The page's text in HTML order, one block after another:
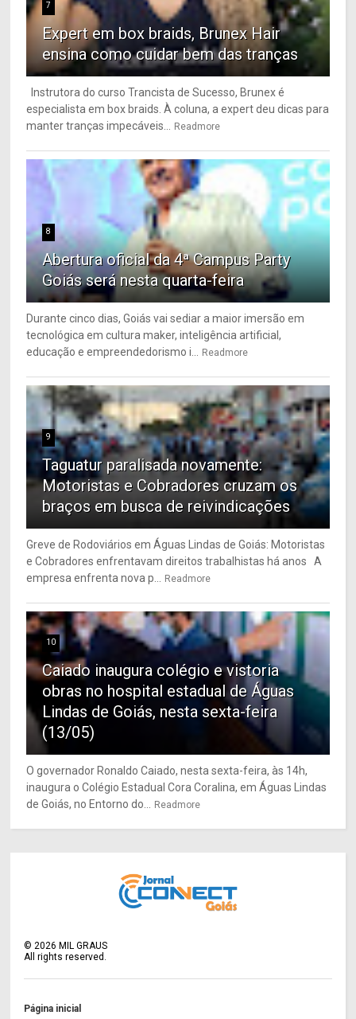
7
Expert em box braids, Brunex Hair
ensina como cuidar bem das tranças
Instrutora do curso Trancista de Sucesso, Brunex é
especialista em box braids. À coluna, a expert deu dicas para
manter tranças impecáveis... Readmore
8
Abertura oficial da 4ª Campus Party
Goiás será nesta quarta-feira
Durante cinco dias, Goiás vai sediar a maior imersão em
tecnológica em cultura maker, inteligência artificial,
educação e empreendedorismo i... Readmore
9
Taguatur paralisada novamente:
Motoristas e Cobradores cruzam os
braços em busca de reivindicações
Greve de Rodoviários em Águas Lindas de Goiás: Motoristas
e Cobradores enfrentavam direitos trabalhistas há anos A
empresa enfrenta nova p... Readmore
10
Caiado inaugura colégio e vistoria
obras no hospital estadual de Águas
Lindas de Goiás, nesta sexta-feira
(13/05)
O governador Ronaldo Caiado, nesta sexta-feira, às 14h,
inaugura o Colégio Estadual Cora Coralina, em Águas Lindas
de Goiás, no Entorno do... Readmore
©2026 MIL GRAUS
All rights reserved.
Página inicial